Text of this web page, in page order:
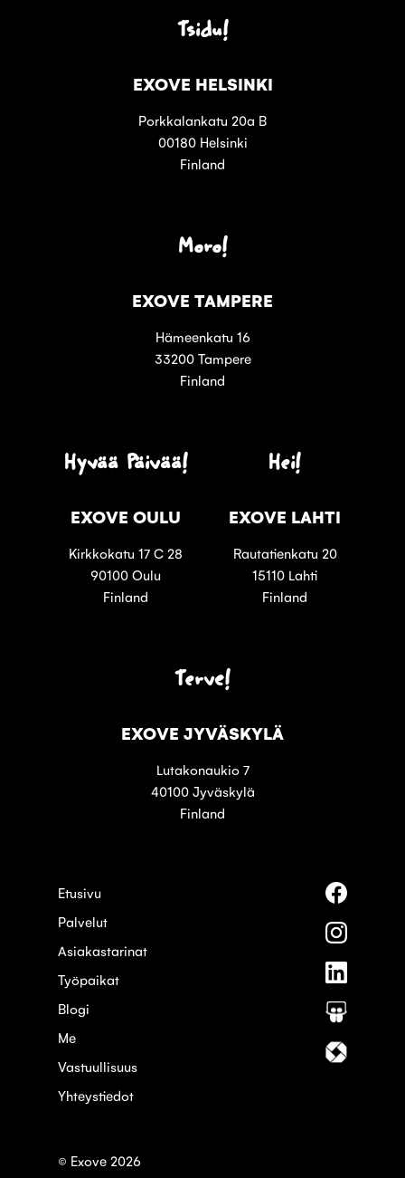
Tsidu!
EXOVE HELSINKI
Porkkalankatu 20a B
00180 Helsinki
Finland
Moro!
EXOVE TAMPERE
Hämeenkatu 16
33200 Tampere
Finland
Hyvää Päivää!
EXOVE OULU
Kirkkokatu 17 C 28
90100 Oulu
Finland
Hei!
EXOVE LAHTI
Rautatienkatu 20
15110 Lahti
Finland
Terve!
EXOVE JYVÄSKYLÄ
Lutakonaukio 7
40100 Jyväskylä
Finland
Etusivu
Palvelut
Asiakastarinat
Työpaikat
Blogi
Me
Vastuullisuus
Yhteystiedot
© Exove 2026